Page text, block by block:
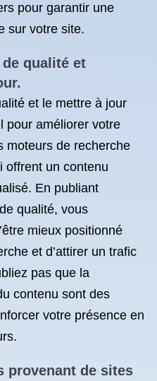
pour garantir une
sur votre site.
qualité et
et le mettre à jour
pour améliorer votre
moteurs de recherche
offrent un contenu
En publiant
qualité, vous
mieux positionné
et d’attirer un trafic
pas que la
contenu sont des
votre présence en
provenant de sites